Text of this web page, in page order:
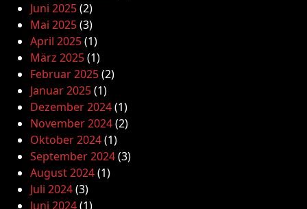
Juni 2025(2)
Mai 2025(3)
April 2025(1)
März 2025(1)
Februar 2025(2)
Januar 2025(1)
Dezember 2024(1)
November 2024(2)
Oktober 2024(1)
September 2024(3)
August 2024(1)
Juli 2024(3)
Juni 2024(1)